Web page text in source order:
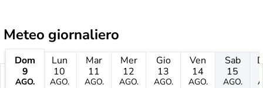
Meteo giornaliero
Dom
9
AGO.
Lun
10
AGO.
Mar
11
AGO.
Mer
12
AGO.
Gio
13
AGO.
Ven
14
AGO.
Sab
15
AGO.